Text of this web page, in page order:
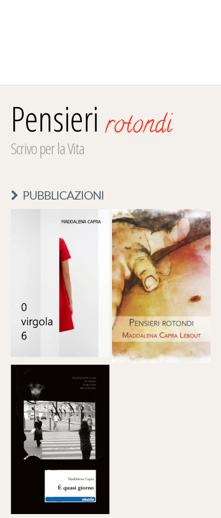
Pensierirotondi
Scrivo per la Vita
PUBBLICAZIONI